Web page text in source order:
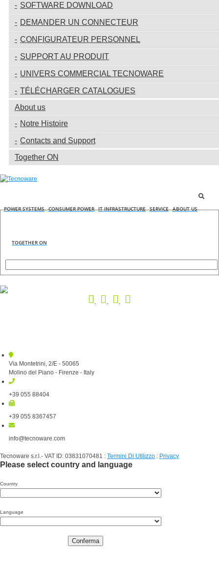
SOFTWARE DOWNLOAD
DEMANDER UN CONNECTEUR
CONFIGURATEUR PERSONNEL
SUPPORT AU PRODUIT
UNIVERS COMMERCIAL TECNOWARE
TÉLÉCHARGER CATALOGUES
About us
Notre Histoire
Contacts and Support
Together ON
POWER SYSTEMS CONSUMER POWER IT INFRASTRUCTURE SERVICE ABOUT US
TOGETHER ON
Via Montetrini, 2/E - 50065
Molino del Piano - Firenze - Italy
+39 055 88404
+39 055 8367457
info@tecnoware.com
Tecnoware s.r.l.- VAT ID: 03831070481 : Termini Di Utilizzo : Privacy
Please select country and language
Country
Language
Conferma